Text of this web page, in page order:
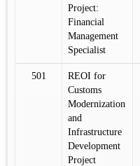
Project:
Financial
Management
Specialist
501
REOI for
Customs
Modernization
and
Infrastructure
Development
Project